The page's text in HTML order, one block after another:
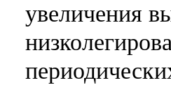
увеличения